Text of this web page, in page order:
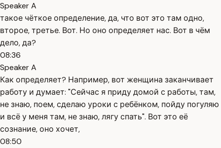
Speaker A
такое чёткое определение, да, что вот это там одно,
второе, третье. Вот. Но оно определяет нас. Вот в чём
дело, да?
08:36
Speaker A
Как определяет? Например, вот женщина заканчивает
работу и думает: "Сейчас я приду домой с работы, там,
не знаю, поем, сделаю уроки с ребёнком, пойду погуляю
и всё у меня там, не знаю, лягу спать". Вот это её
сознание, оно хочет,
08:50